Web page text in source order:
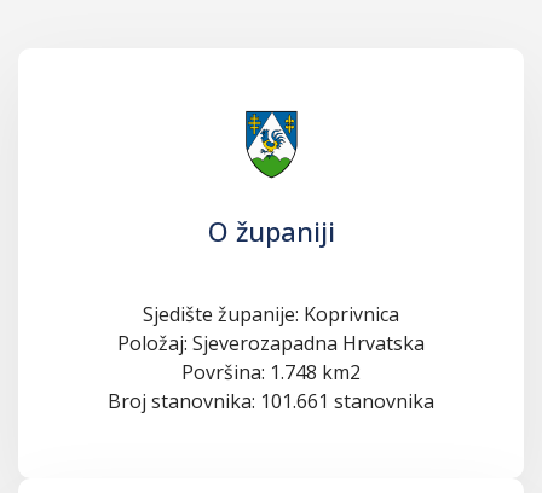
O županiji
Sjedište županije: Koprivnica
Položaj: Sjeverozapadna Hrvatska
Površina: 1.748 km2
Broj stanovnika: 101.661 stanovnika